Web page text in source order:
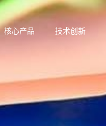
核心产品 技术创新